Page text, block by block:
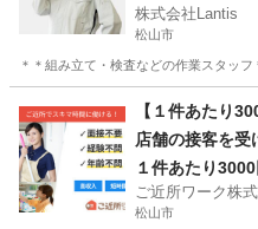
株式会社Lantis
松山市
＊＊組み立て・検査などの作業スタッ
工場 スタッフ
【１件あたり
店舗の接客を受
１件あたり
ご近所ワーク株
松山市